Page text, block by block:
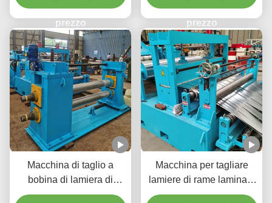
prezzo
grandi dimensioni in
strisce più strette
prezzo
Macchina di taglio a
bobina di lamiera di
controllo della tensione
Macchina per tagliare
lamiere di rame laminata
a freddo a velocità di 200